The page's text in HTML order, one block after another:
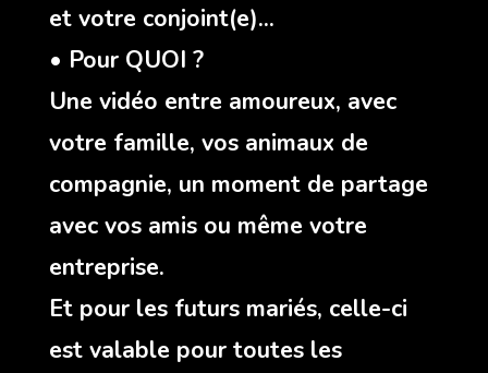
et votre conjoint(e)…
• Pour QUOI ?
Une vidéo entre amoureux, avec
votre famille, vos animaux de
compagnie, un moment de partage
avec vos amis ou même votre
entreprise.
Et pour les futurs mariés, celle-ci
est valable pour toutes les